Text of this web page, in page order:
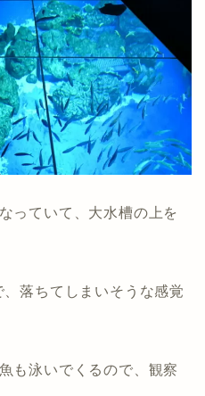
っていて、大水槽の上を
落ちてしまいそうな感覚
も泳いでくるので、観察